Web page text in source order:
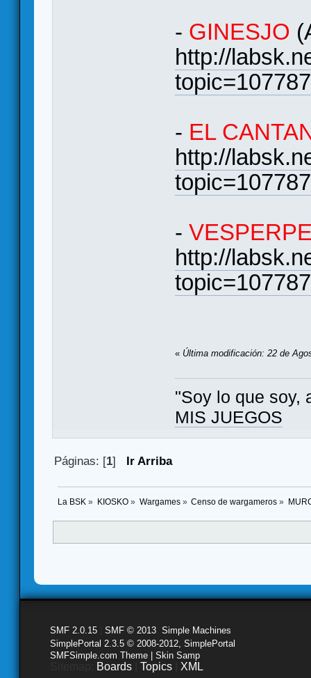
- GINESJO
http://
- EL
http://
-
http://
« Última modificación: 22 de
"Soy lo que soy,
MIS JUEGOS
Páginas: [1] Ir Arriba
La BSK » KIOSKO» Wargames» Censo de wargameros »
SMF 2.0.15 SMF © 2013 Simple Machines
SimplePortal 2.3.5 © 2008-2012, SimplePortal
SMFSimple.com Theme | Skin Samp
Boards Topics XML